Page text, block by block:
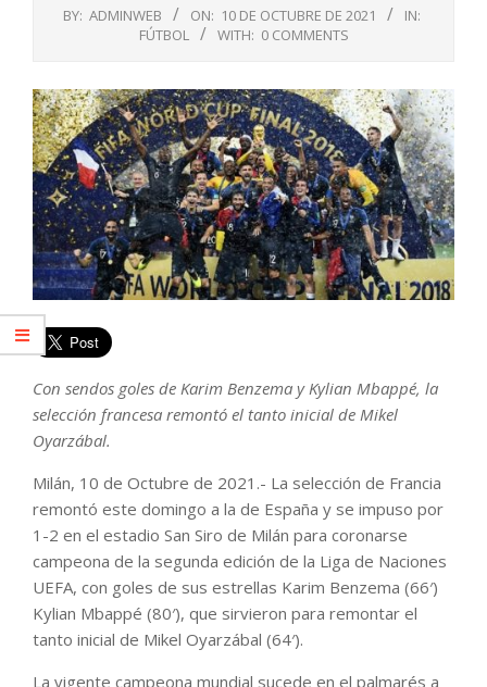
BY: ADMINWEB ON: 10 DE OCTUBRE DE 2021
IN:
FÚTBOL
WITH: 0 COMMENTS
Con sendos goles de Karim Benzema y Kylian Mbappé, la
selección francesa remontó el tanto inicial de Mikel
Oyarzábal.
Milán, 10 de Octubre de 2021.- La selección de Francia
remontó este domingo a la de España y se impuso por
1-2 en el estadio San Siro de Milán para coronarse
campeona de la segunda edición de la Liga de Naciones
UEFA, con goles de sus estrellas Karim Benzema (66′)
Kylian Mbappé (80′), que sirvieron para remontar el
tanto inicial de Mikel Oyarzábal (64′).
La vigente campeona mundial sucede en el palmarés a